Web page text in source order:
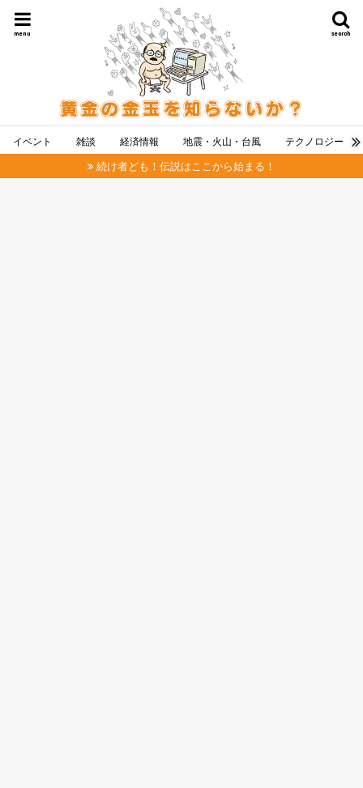
search
menu
イベント 雑談 経済情報 地震・火山・台風 テクノロジー
続け者ども！伝説はここから始まる！